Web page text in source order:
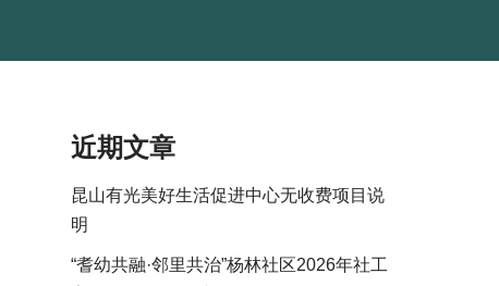
近期文章
昆山有光美好生活促进中心无收费项目说
明
“耆幼共融·邻里共治”杨林社区2026年社工